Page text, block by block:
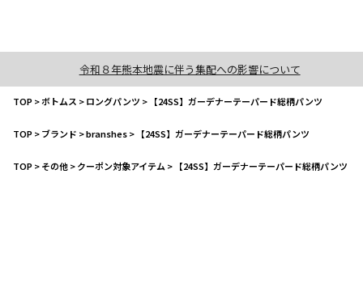
令和８年熊本地震に伴う集配への影響について
TOP>ボトムス >ロングパンツ > 【24SS】ガーデナーテーパード総柄パンツ
TOP>ブランド >branshes> 【24SS】ガーデナーテーパード総柄パンツ
TOP>その他>クーポン対象アイテム > 【24SS】ガーデナーテーパード総柄パンツ